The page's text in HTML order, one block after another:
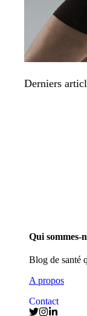
Derniers
Qui sommes-
Blog de santé
A propos
Contact